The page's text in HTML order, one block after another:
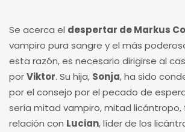
Se acerca el despertar de Markus
vampiro pura sangre y el más
esta razón, es necesario dirigirse al
porViktor. Su hija, Sonja, ha sido
por el consejo por el pecado de
sería mitad vampiro, mitad licántropo,
relación con Lucian, líder de los